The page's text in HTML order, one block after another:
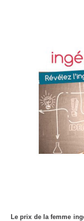
Le prix de la femme